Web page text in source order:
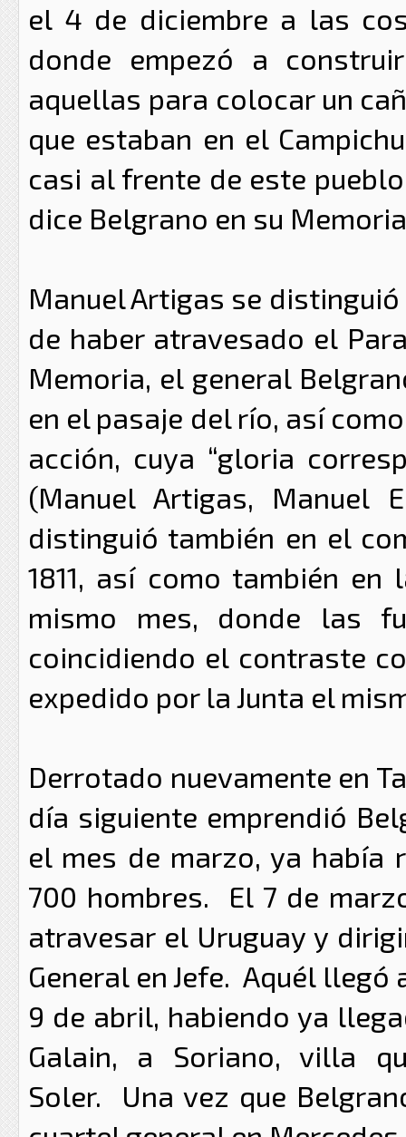
el 4 de diciembre a las
donde empezó a
aquellas para colocar un
que estaban en el
casi al frente de este
dice Belgrano en su
Manuel Artigas se
de haber atravesado el
Memoria, el general
en el pasaje del río, así
acción, cuya “gloria
(Manuel Artigas, Manuel
distinguió también en el
1811, así como también
mismo mes, donde las
coincidiendo el contraste
expedido por la Junta el
Derrotado nuevamente en
día siguiente emprendió
el mes de marzo, ya había
700 hombres. El 7 de
atravesar el Uruguay y
General en Jefe. Aquél
9 de abril, habiendo ya
Galain, a Soriano, villa
Soler. Una vez que